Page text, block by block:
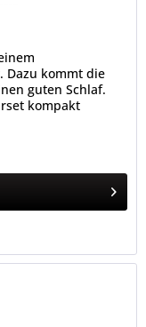
Dazu kommt die
guten Schlaf.
kompakt